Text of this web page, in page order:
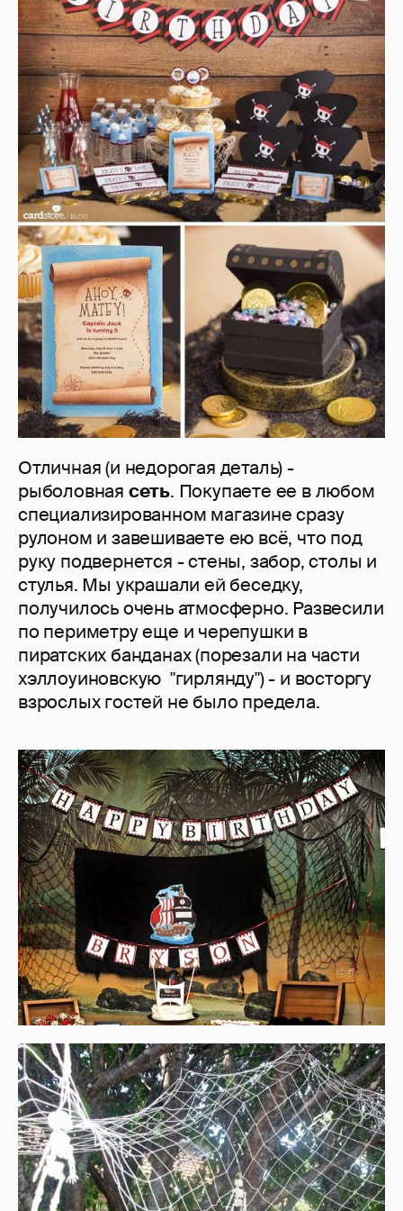
Отличная (и недорогая деталь) -
рыболовная сеть. Покупаете ее в любом
специализированном магазине сразу
рулоном и завешиваете ею всё, что под
руку подвернется - стены, забор, столы и
стулья. Мы украшали ей беседку,
получилось очень атмосферно. Развесили
по периметру еще и черепушки в
пиратских банданах (порезали на части
хэллоуиновскую "гирлянду") - и восторгу
взрослых гостей не было предела.